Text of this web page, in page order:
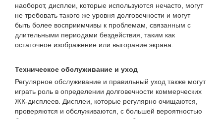
наоборот, дисплеи, которые используются нечасто, могут
не требовать такого же уровня долговечности и могут
быть более восприимчивы к проблемам, связанным с
длительными периодами бездействия, таким как
остаточное изображение или выгорание экрана.
Техническое обслуживание и уход
Регулярное обслуживание и правильный уход также могут
играть роль в определении долговечности коммерческих
ЖК-дисплеев. Дисплеи, которые регулярно очищаются,
проверяются и обслуживаются, с большей вероятностью